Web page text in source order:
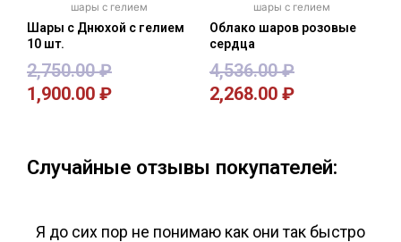
шары с гелием
Шары с Днюхой с гелием
10 шт.
2,750.00₽
1,900.00 ₽
шары с гелием
Облако шаров розовые
сердца
4,536.00₽
2,268.00 ₽
Случайные отзывы покупателей:
Я до сих пор не понимаю как они так быстро